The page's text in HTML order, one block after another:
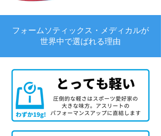
フォームソティックス・メディカルが
世界中で選ばれる理由